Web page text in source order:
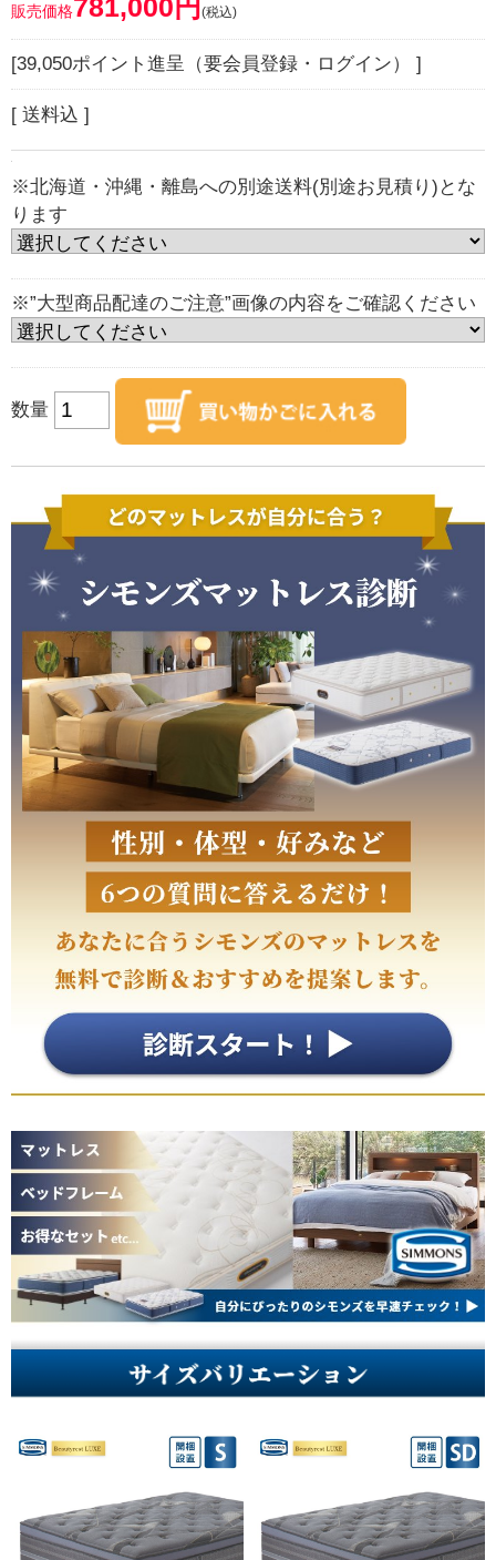
販売価格781,000円 (税込)
[39,050ポイント進呈（要会員登録・ログイン） ]
[ 送料込 ]
※北海道・沖縄・離島への別途送料(別途お見積り)とな
ります
※”大型商品配達のご注意”画像の内容をご確認ください
数量